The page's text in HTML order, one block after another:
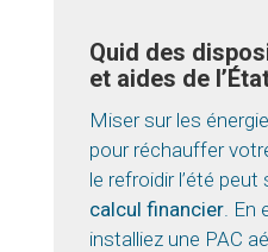
Quid des
et aides de
Miser sur les
pour réchauffer
le refroidir l’été peut
calcul financier .
installiez une PAC